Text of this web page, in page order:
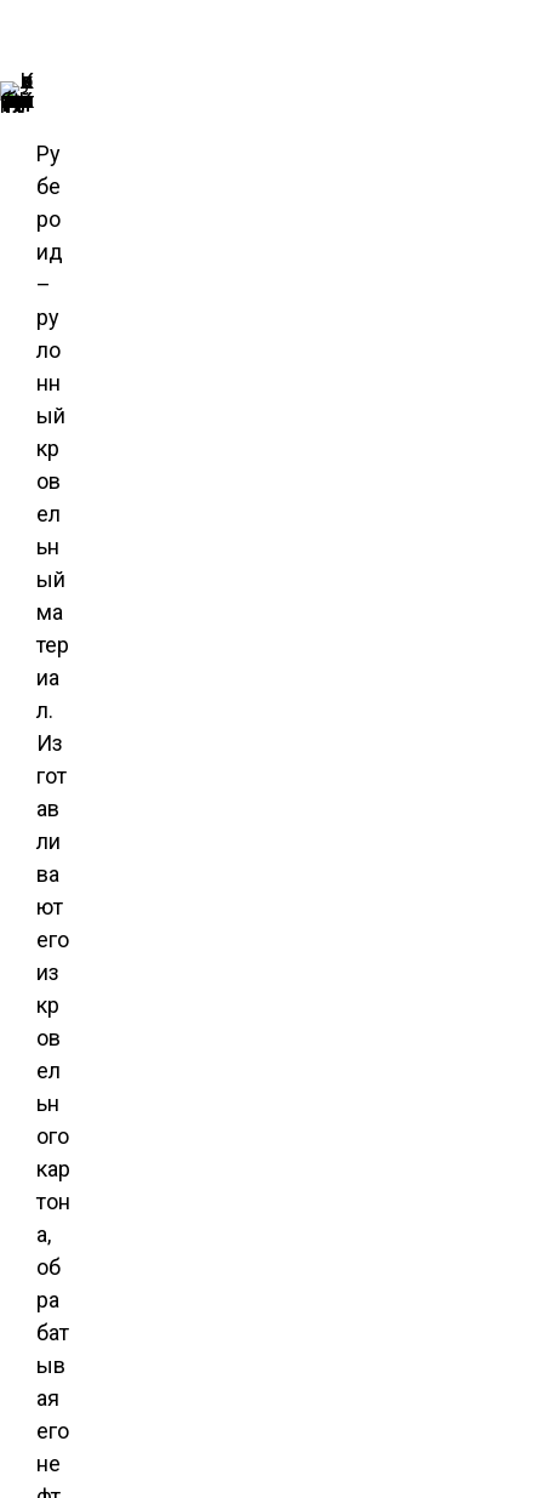
Для крыши выбирают рубероид марки К (кровельный)
Ру
бе
ро
ид
–
ру
ло
нн
ый
кр
ов
ел
ьн
ый
ма
тер
иа
л.
Из
гот
ав
ли
ва
ют
его
из
кр
ов
ел
ьн
ого
кар
тон
а,
об
ра
бат
ыв
ая
его
не